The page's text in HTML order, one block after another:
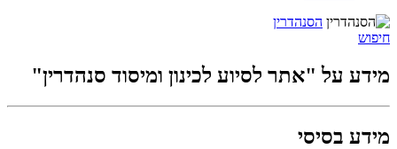
הסנהדרין
חיפוש
מידע על "אתר לסיוע לכינון ומיסוד סנהדרין"
מידע בסיסי